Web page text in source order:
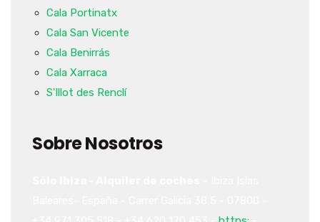
Cala Portinatx
Cala San Vicente
Cala Benirrás
Cala Xarraca
S'Illot des Renclí
Sobre Nosotros